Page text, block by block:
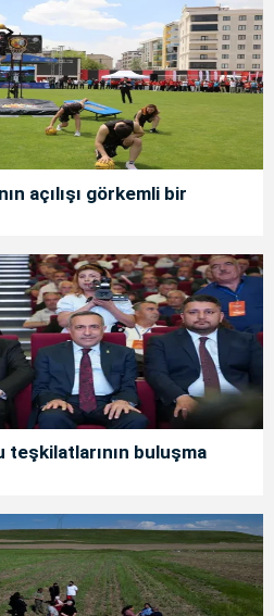
açılışı görkemli bir
teşkilatlarının buluşma